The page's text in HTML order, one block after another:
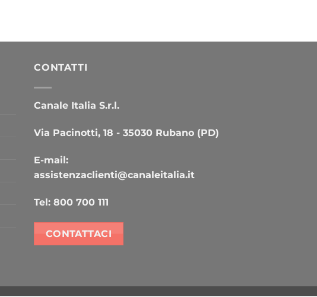
CONTATTI
Canale Italia S.r.l.
Via Pacinotti, 18 - 35030 Rubano (PD)
E-mail:
assistenzaclienti@canaleitalia.it
Tel: 800 700 111
CONTATTACI